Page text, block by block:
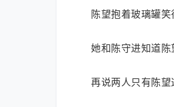
陈望抱着玻璃罐
她和陈守进知道陈
再说两人只有陈望